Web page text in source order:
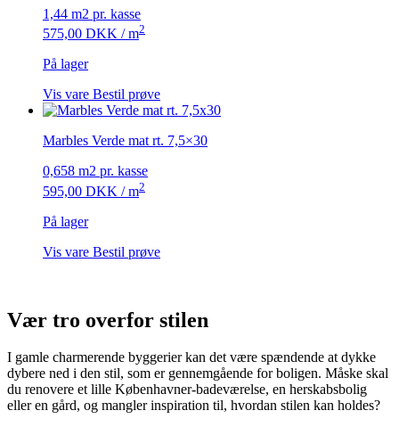
1,44 m2 pr. kasse
575,00 DKK / m2
På lager
Vis vare Bestil prøve
Marbles Verde mat rt. 7,5×30
0,658 m2 pr. kasse
595,00 DKK / m2
På lager
Vis vare Bestil prøve
Vær tro overfor stilen
I gamle charmerende byggerier kan det være spændende at dykke
dybere ned i den stil, som er gennemgående for boligen. Måske skal
du renovere et lille Københavner-badeværelse, en herskabsbolig
eller en gård, og mangler inspiration til, hvordan stilen kan holdes?